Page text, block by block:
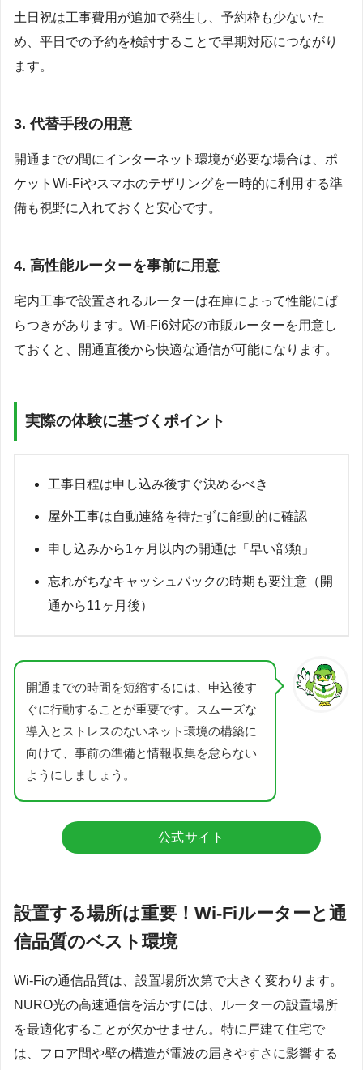
土日祝は工事費用が追加で発生し、予約枠も少ないた
め、平日での予約を検討することで早期対応につながり
ます。
3. 代替手段の用意
開通までの間にインターネット環境が必要な場合は、ポ
ケットWi-Fiやスマホのテザリングを一時的に利用する準
備も視野に入れておくと安心です。
4. 高性能ルーターを事前に用意
宅内工事で設置されるルーターは在庫によって性能にば
らつきがあります。Wi-Fi6対応の市販ルーターを用意し
ておくと、開通直後から快適な通信が可能になります。
実際の体験に基づくポイント
工事日程は申し込み後すぐ決めるべき
屋外工事は自動連絡を待たずに能動的に確認
申し込みから1ヶ月以内の開通は「早い部類」
忘れがちなキャッシュバックの時期も要注意（開
通から11ヶ月後）
開通までの時間を短縮するには、申込後す
ぐに行動することが重要です。スムーズな
導入とストレスのないネット環境の構築に
向けて、事前の準備と情報収集を怠らない
ようにしましょう。
公式サイト
設置する場所は重要！Wi-Fiルーターと通
信品質のベスト環境
Wi-Fiの通信品質は、設置場所次第で大きく変わります。
NURO光の高速通信を活かすには、ルーターの設置場所
を最適化することが欠かせません。特に戸建て住宅で
は、フロア間や壁の構造が電波の届きやすさに影響する